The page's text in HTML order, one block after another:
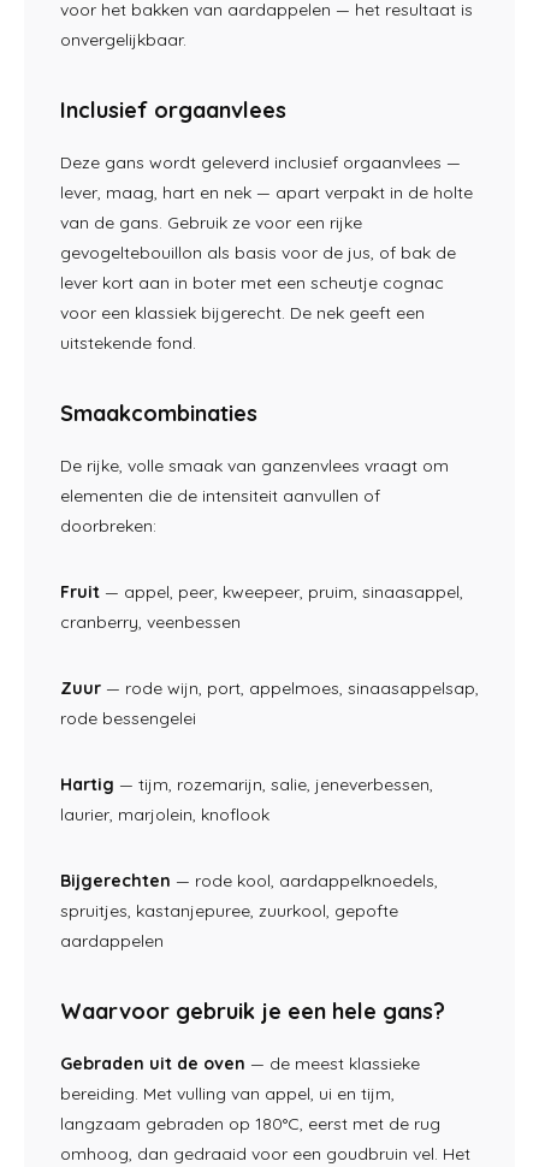
voor het bakken van aardappelen — het resultaat is
onvergelijkbaar.
Inclusief orgaanvlees
Deze gans wordt geleverd inclusief orgaanvlees —
lever, maag, hart en nek — apart verpakt in de holte
van de gans. Gebruik ze voor een rijke
gevogeltebouillon als basis voor de jus, of bak de
lever kort aan in boter met een scheutje cognac
voor een klassiek bijgerecht. De nek geeft een
uitstekende fond.
Smaakcombinaties
De rijke, volle smaak van ganzenvlees vraagt om
elementen die de intensiteit aanvullen of
doorbreken:
Fruit — appel, peer, kweepeer, pruim, sinaasappel,
cranberry, veenbessen
Zuur — rode wijn, port, appelmoes, sinaasappelsap,
rode bessengelei
Hartig — tijm, rozemarijn, salie, jeneverbessen,
laurier, marjolein, knoflook
Bijgerechten — rode kool, aardappelknoedels,
spruitjes, kastanjepuree, zuurkool, gepofte
aardappelen
Waarvoor gebruik je een hele gans?
Gebraden uit de oven — de meest klassieke
bereiding. Met vulling van appel, ui en tijm,
langzaam gebraden op 180°C, eerst met de rug
omhoog, dan gedraaid voor een goudbruin vel. Het